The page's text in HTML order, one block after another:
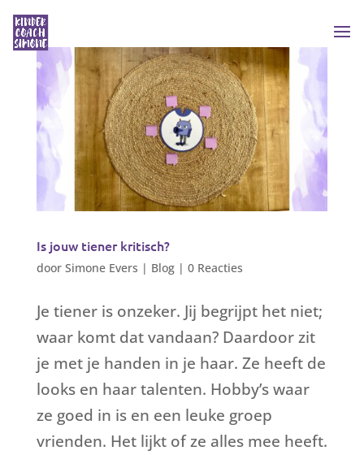
Is jouw tiener kritisch?
door Simone Evers | Blog| 0 Reacties
Je tiener is onzeker. Jij begrijpt het niet;
waar komt dat vandaan? Daardoor zit
je met je handen in je haar. Ze heeft de
looks en haar talenten. Hobby’s waar
ze goed in is en een leuke groep
vrienden. Het lijkt of ze alles mee heeft.